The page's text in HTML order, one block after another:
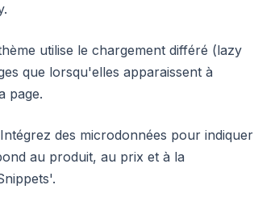
utilise le chargement différé (lazy
que lorsqu'elles apparaissent à
page.
des microdonnées pour indiquer
au produit, au prix et à la